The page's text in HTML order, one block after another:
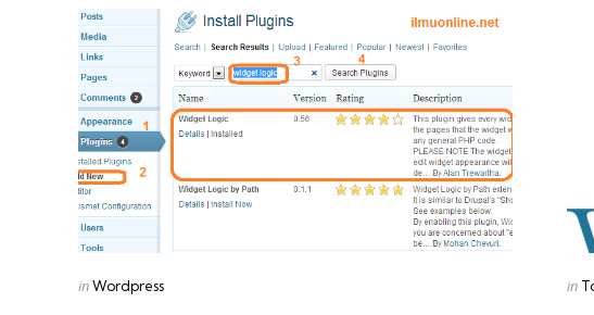
Categories
Posted
inWordpress in